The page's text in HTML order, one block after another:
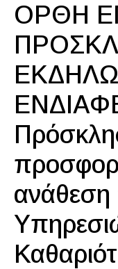
ΟΡΘΗ